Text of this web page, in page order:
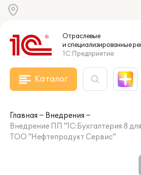
Отраслевые
и специализированные
1С:Предприятие
Каталог
Главная
Внедрения
Внедрение ПП "1С:Бухгалтерия 8
ТОО "Нефтепродукт Сервис"